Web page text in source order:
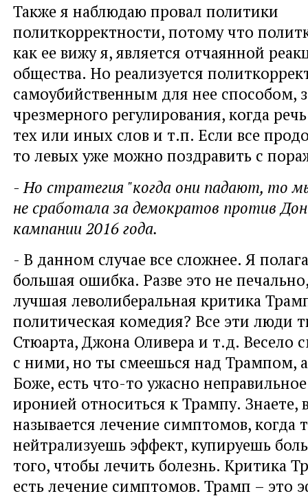
Также я наблюдаю провал политики
политкорректности, потому что
как ее вижу я, является отчаянной
общества. Но реализуется
самоубийственным для нее способом,
чрезмерного регулирования, когда
тех или иных слов и т.п. Если все
то левых уже можно поздравить с
- Но стратегия "когда они падают, то
не сработала за демократов против
кампании 2016 года.
- В данном случае все сложнее. Я
большая ошибка. Разве это не
лучшая леволиберальная критика
политическая комедия? Все эти люди
Стюарта, Джона Оливера и т.д. Весело
с ними, но ты смеешься над Трампом,
Боже, есть что-то ужасно
иронией относиться к Трампу. Знаете,
называется лечение симптомов, когда
нейтрализуешь эффект, купируешь
того, чтобы лечить болезнь. Критика
есть лечение симптомов. Трамп – это